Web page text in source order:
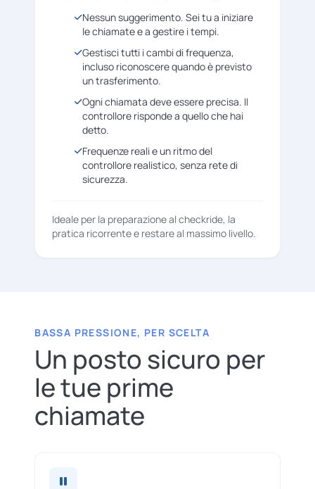
Nessun suggerimento. Sei tu a iniziare
le chiamate e a gestire i tempi.
Gestisci tutti i cambi di frequenza,
incluso riconoscere quando è previsto
un trasferimento.
Ogni chiamata deve essere precisa. Il
controllore risponde a quello che hai
detto.
Frequenze reali e un ritmo del
controllore realistico, senza rete di
sicurezza.
Ideale per la preparazione al checkride, la
pratica ricorrente e restare al massimo livello.
BASSA PRESSIONE, PER SCELTA
Un posto sicuro per
le tue prime
chiamate